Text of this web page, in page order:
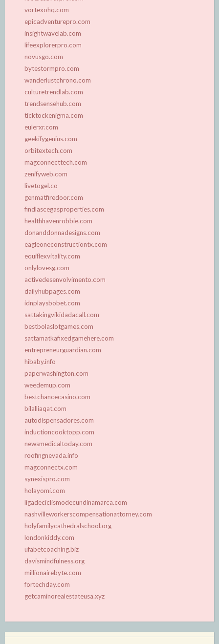
vortexohq.com
epicadventurepro.com
insightwavelab.com
lifeexplorerpro.com
novusgo.com
bytestormpro.com
wanderlustchrono.com
culturetrendlab.com
trendsensehub.com
ticktockenigma.com
eulerxr.com
geekifygenius.com
orbitextech.com
magconnecttech.com
zenifyweb.com
livetogel.co
genmatfiredoor.com
findlascegasproperties.com
healthhavenrobbie.com
donanddonnadesigns.com
eagleoneconstructiontx.com
equiflexvitality.com
onlylovesg.com
activedesenvolvimento.com
dailyhubpages.com
idnplaysbobet.com
sattakingvikidadacall.com
bestbolaslotgames.com
sattamatkafixedgamehere.com
entrepreneurguardian.com
hibaby.info
paperwashington.com
weedemup.com
bestchancecasino.com
bilalliaqat.com
autodispensadores.com
inductioncooktopp.com
newsmedicaltoday.com
roofingnevada.info
magconnectx.com
synexispro.com
holayomi.com
ligadeciclismodecundinamarca.com
nashvilleworkerscompensationattorney.com
holyfamilycathedralschool.org
londonkiddy.com
ufabetcoaching.biz
davismindfulness.org
millionairebyte.com
fortechday.com
getcaminorealestateusa.xyz